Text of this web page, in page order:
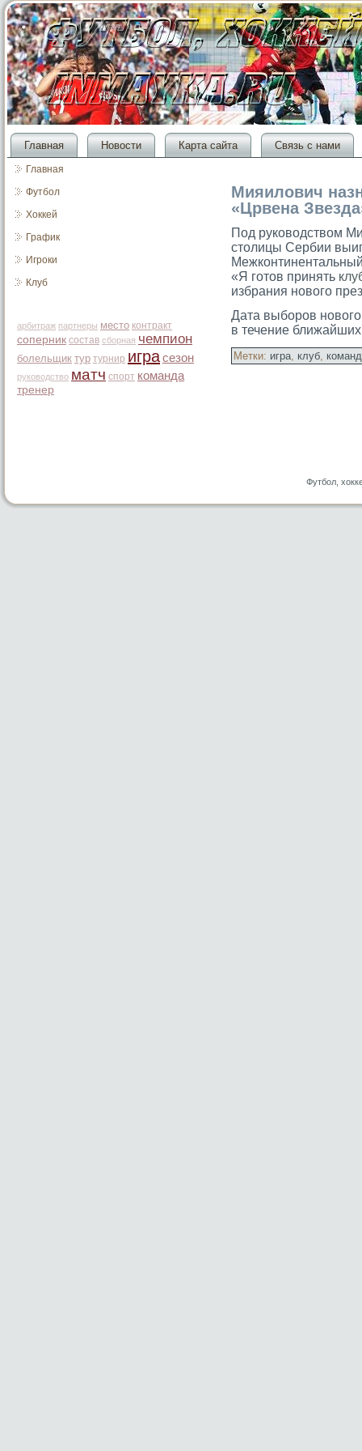
Главная Новости Карта сайта Связь с нами
Главная
Футбол
Хоккей
График
Игроки
Клуб
арбитраж партнеры место контракт
соперник состав сборная чемпион
болельщик тур турнир играсезон
руководство матч спорт команда
тренер
Мияилович
«Црвена
Под руководством
столицы Сербии
«Я готов принять
избрания нового
Дата выборοв
в течение
Метки: игра, клуб,
Футбол,